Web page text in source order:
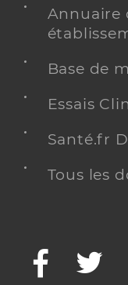
Annuaire
Base de
Essais
Santé.fr
Tous les
Facebook